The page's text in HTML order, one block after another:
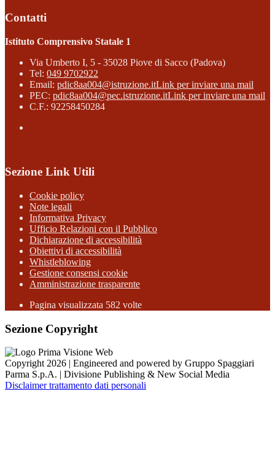
Contatti
Istituto Comprensivo Statale 1
Via Umberto I, 5 - 35028 Piove di Sacco (Padova)
Tel: 049 9702922
Email: pdic8aa004@istruzione.itLink per inviare una mail
PEC: pdic8aa004@pec.istruzione.itLink per inviare una mail
C.F.: 92258450284
Sezione Link Utili
Cookie policy
Note legali
Informativa Privacy
Ufficio Relazioni con il Pubblico
Dichiarazione di accessibilità
Obiettivi di accessibilità
Whistleblowing
Gestione consensi cookie
Amministrazione trasparente
Pagina visualizzata 582 volte
Sezione Copyright
Copyright 2026 | Engineered and powered by Gruppo Spaggiari
Parma S.p.A. | Divisione Publishing & New Social Media
Disclaimer trattamento dati personali